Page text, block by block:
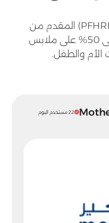
يمكنك من خلال كود خصم مذركير (PFHRF) المقدم من
يوفر ان تحصل على خصم حقيقي حتى 50% على ملابس
الأم والطفل.
22 مستخدم اليوم